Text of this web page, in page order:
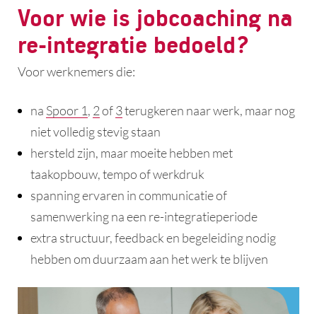
Voor wie is jobcoaching na
re-integratie bedoeld?
Voor werknemers die:
na Spoor 1, 2of3terugkeren naar werk, maar nog
niet volledig stevig staan
hersteld zijn, maar moeite hebben met
taakopbouw, tempo of werkdruk
spanning ervaren in communicatie of
samenwerking na een re-integratieperiode
extra structuur, feedback en begeleiding nodig
hebben om duurzaam aan het werk te blijven